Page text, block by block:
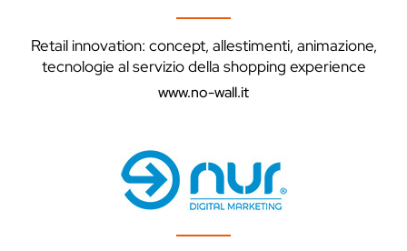
Retail innovation: concept, allestimenti, animazione,
tecnologie al servizio della shopping experience
www.no-wall.it